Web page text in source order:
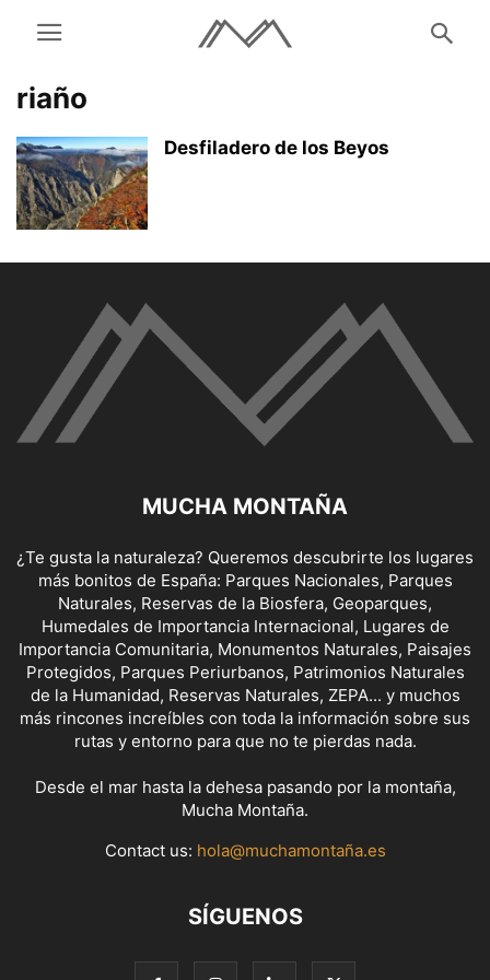
riaño
Desfiladero de los Beyos
MUCHA MONTAÑA
¿Te gusta la naturaleza? Queremos descubrirte los lugares
más bonitos de España: Parques Nacionales, Parques
Naturales, Reservas de la Biosfera, Geoparques,
Humedales de Importancia Internacional, Lugares de
Importancia Comunitaria, Monumentos Naturales, Paisajes
Protegidos, Parques Periurbanos, Patrimonios Naturales
de la Humanidad, Reservas Naturales, ZEPA... y muchos
más rincones increíbles con toda la información sobre sus
rutas y entorno para que no te pierdas nada.
Desde el mar hasta la dehesa pasando por la montaña,
Mucha Montaña.
Contact us: hola@muchamontaña.es
SÍGUENOS